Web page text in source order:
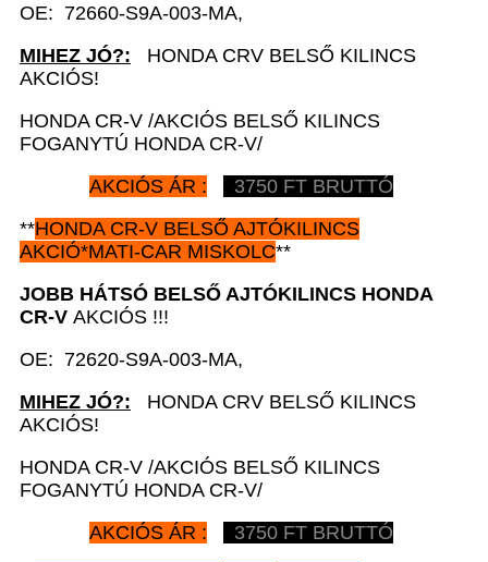
OE: 72660-S9A-003-MA,
MIHEZ JÓ?: HONDA CRV BELSŐ KILINCS
AKCIÓS!
HONDA CR-V /AKCIÓS BELSŐ KILINCS
FOGANYTÚ HONDA CR-V/
AKCIÓS ÁR :
3750 FT BRUTTÓ
**HONDA CR-V BELSŐ AJTÓKILINCS
AKCIÓ*MATI-CAR MISKOLC**
JOBB HÁTSÓ BELSŐ AJTÓKILINCS HONDA
CR-V AKCIÓS !!!
OE: 72620-S9A-003-MA,
MIHEZ JÓ?: HONDA CRV BELSŐ KILINCS
AKCIÓS!
HONDA CR-V /AKCIÓS BELSŐ KILINCS
FOGANYTÚ HONDA CR-V/
AKCIÓS ÁR :
3750 FT BRUTTÓ